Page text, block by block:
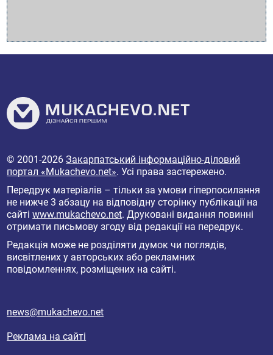
© 2001-2026Закарпатський інформаційно-діловий
портал «Mukachevo.net». Усі права застережено.
Передрук матеріалів – тільки за умови гіперпосилання
не нижче 3 абзацу на відповідну сторінку публікації на
сайтіwww.mukachevo.net. Друковані видання повинні
отримати письмову згоду від редакції на передрук.
Редакція може не розділяти думок чи поглядів,
висвітлених у авторських або рекламних
повідомленнях, розміщених на сайті.
news@mukachevo.net
Реклама на сайті